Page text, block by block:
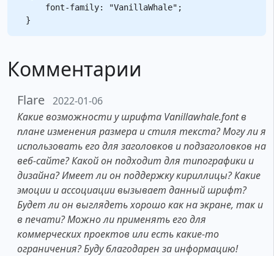
    font-family: "VanillaWhale";
Комментарии
Flare 2022-01-06
Какие возможности у шрифта Vanillawhale.font в
плане изменения размера и стиля текста? Могу ли я
использовать его для заголовков и подзаголовков на
веб-сайте? Какой он подходит для типографики и
дизайна? Имеет ли он поддержку кириллицы? Какие
эмоции и ассоциации вызывает данный шрифт?
Будет ли он выглядеть хорошо как на экране, так и
в печати? Можно ли применять его для
коммерческих проектов или есть какие-то
ограничения? Буду благодарен за информацию!